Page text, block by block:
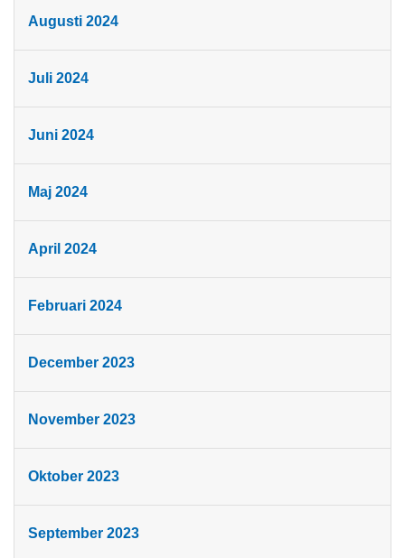
Augusti 2024
Juli 2024
Juni 2024
Maj 2024
April 2024
Februari 2024
December 2023
November 2023
Oktober 2023
September 2023